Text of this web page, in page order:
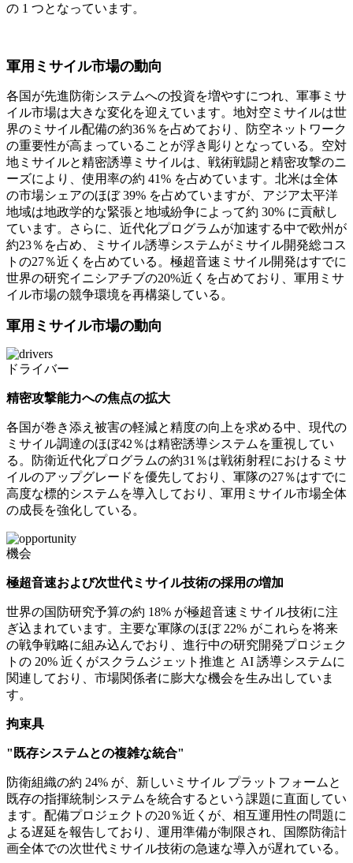
の 1 つとなっています。
軍用ミサイル市場の動向
各国が先進防衛システムへの投資を増やすにつれ、軍事ミサ
イル市場は大きな変化を迎えています。地対空ミサイルは世
界のミサイル配備の約36％を占めており、防空ネットワーク
の重要性が高まっていることが浮き彫りとなっている。空対
地ミサイルと精密誘導ミサイルは、戦術戦闘と精密攻撃のニ
ーズにより、使用率の約 41% を占めています。北米は全体
の市場シェアのほぼ 39% を占めていますが、アジア太平洋
地域は地政学的な緊張と地域紛争によって約 30% に貢献し
ています。さらに、近代化プログラムが加速する中で欧州が
約23％を占め、ミサイル誘導システムがミサイル開発総コス
トの27％近くを占めている。極超音速ミサイル開発はすでに
世界の研究イニシアチブの20%近くを占めており、軍用ミサ
イル市場の競争環境を再構築している。
軍用ミサイル市場の動向
ドライバー
精密攻撃能力への焦点の拡大
各国が巻き添え被害の軽減と精度の向上を求める中、現代の
ミサイル調達のほぼ42％は精密誘導システムを重視してい
る。防衛近代化プログラムの約31％は戦術射程におけるミサ
イルのアップグレードを優先しており、軍隊の27％はすでに
高度な標的システムを導入しており、軍用ミサイル市場全体
の成長を強化している。
機会
極超音速および次世代ミサイル技術の採用の増加
世界の国防研究予算の約 18% が極超音速ミサイル技術に注
ぎ込まれています。主要な軍隊のほぼ 22% がこれらを将来
の戦争戦略に組み込んでおり、進行中の研究開発プロジェク
トの 20% 近くがスクラムジェット推進と AI 誘導システムに
関連しており、市場関係者に膨大な機会を生み出していま
す。
拘束具
"既存システムとの複雑な統合"
防衛組織の約 24% が、新しいミサイル プラットフォームと
既存の指揮統制システムを統合するという課題に直面してい
ます。配備プロジェクトの20％近くが、相互運用性の問題に
よる遅延を報告しており、運用準備が制限され、国際防衛計
画全体での次世代ミサイル技術の急速な導入が遅れている。